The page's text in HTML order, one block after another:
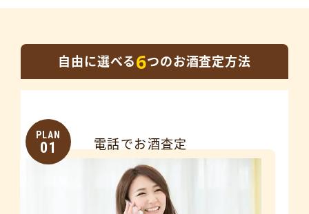
自由に選べる6つのお酒査定方法
PLAN
01 電話でお酒査定